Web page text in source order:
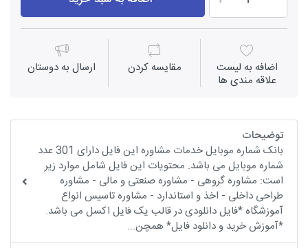
اضافه به لیست
علاقه مندی ها
مقايسه كردن ارسال به دوستان
توضیحات
بانک شماره موبایل خدمات مشاوره این فایل دارای 301 عدد
شماره موبایل می باشد. محتویات این فایل شامل موارد زیر
است: مشاوره گروهی - مشاوره صنعتی و مالی - مشاوره
طراحی داخلی - اخذ و استاندارد - مشاوره تاسیس انواع
آموزشگاه *فایل دانلودی در قالب یک فایل اکسل می باشد.
*آموزش خرید و دانلود فایل* همچن...